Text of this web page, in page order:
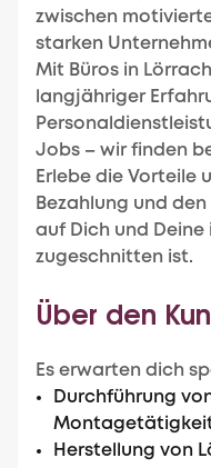
zwischen
starken
Mit Büros in
langjähriger
Jobs – wir finden
Erlebe die Vorteile
Bezahlung und
auf Dich und Deine
zugeschnitten ist.
Über den
Es erwarten dich
Durchführung
Herstellung von